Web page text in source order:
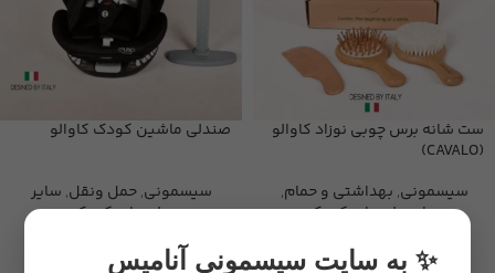
ست شانه برس چوبی نوزاد کاوالو
(CAVALO)
سیسمونی, بهداشتی و حمام,
سایر ملزومات کودک
صندلی ماشین کودک کاوالو
سیسمونی,حمل ونقل, سایر
ملزومات کودک
✨ به سایت سیسمونی آنامیس